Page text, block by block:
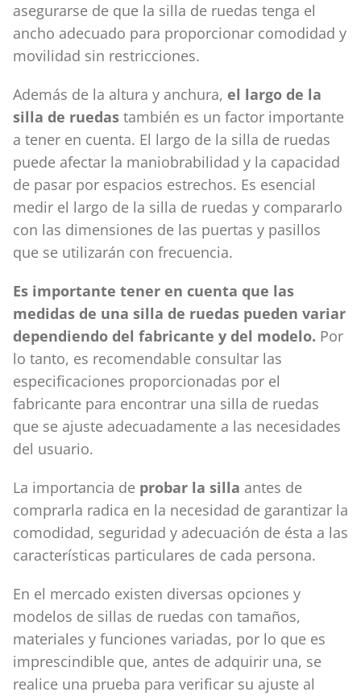
asegurarse de que la silla de ruedas tenga el
ancho adecuado para proporcionar comodidad y
movilidad sin restricciones.
Además de la altura y anchura, el largo de la
silla de ruedas también es un factor importante
a tener en cuenta. El largo de la silla de ruedas
puede afectar la maniobrabilidad y la capacidad
de pasar por espacios estrechos. Es esencial
medir el largo de la silla de ruedas y compararlo
con las dimensiones de las puertas y pasillos
que se utilizarán con frecuencia.
Es importante tener en cuenta que las
medidas de una silla de ruedas pueden variar
dependiendo del fabricante y del modelo. Por
lo tanto, es recomendable consultar las
especificaciones proporcionadas por el
fabricante para encontrar una silla de ruedas
que se ajuste adecuadamente a las necesidades
del usuario.
La importancia de probar la silla antes de
comprarla radica en la necesidad de garantizar la
comodidad, seguridad y adecuación de ésta a las
características particulares de cada persona.
En el mercado existen diversas opciones y
modelos de sillas de ruedas con tamaños,
materiales y funciones variadas, por lo que es
imprescindible que, antes de adquirir una, se
realice una prueba para verificar su ajuste al